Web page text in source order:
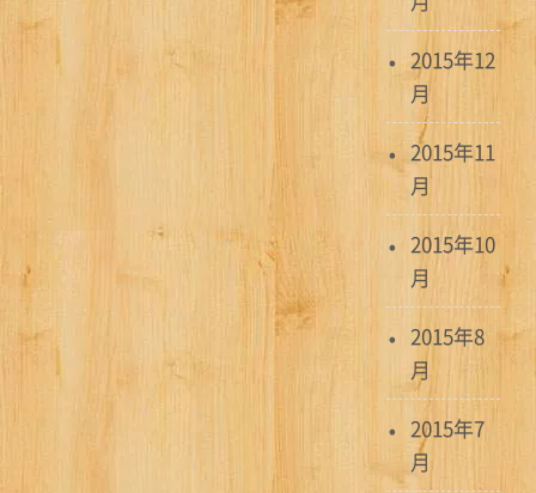
2015年12
月
2015年11
月
2015年10
月
2015年8
月
2015年7
月